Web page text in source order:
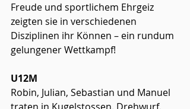
Freude und sportlichem Ehrgeiz
zeigten sie in verschiedenen
Disziplinen ihr Können – ein rundum
gelungener Wettkampf!
U12M
Robin, Julian, Sebastian und Manuel